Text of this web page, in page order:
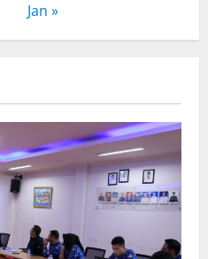
Jan »